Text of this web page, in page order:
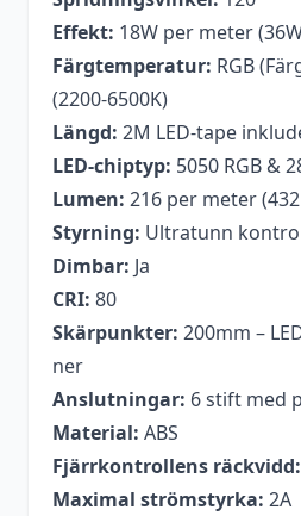
Effekt: 18W per meter
Färgtemperatur: RGB
(2200-6500K)
Längd: 2M LED-tape
LED-chiptyp: 5050 RGB &
Lumen: 216 per meter
Styrning: Ultratunn
Dimbar: Ja
CRI: 80
Skärpunkter: 200mm –
ner
Anslutningar: 6 stift med
Material: ABS
Fjärrkontrollens räckvidd:
Maximal strömstyrka: 2A